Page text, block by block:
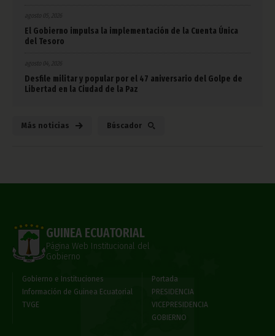
El Gobierno impulsa la implementación de la Cuenta Única
del Tesoro
agosto 04, 2026
Desfile militar y popular por el 47 aniversario del Golpe de
Libertad en la Ciudad de la Paz
Más noticias Búscador
GUINEA ECUATORIAL
Página Web Institucional del
Gobierno
Gobierno e Instituciones
Información de Guinea Ecuatorial
TVGE
Portada
PRESIDENCIA
VICEPRESIDENCIA
GOBIERNO